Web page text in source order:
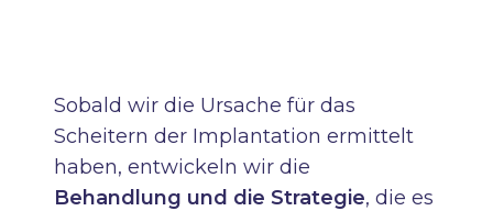
Sobald wir die Ursache für das
Scheitern der Implantation ermittelt
haben, entwickeln wir die
Behandlung und die Strategie, die es